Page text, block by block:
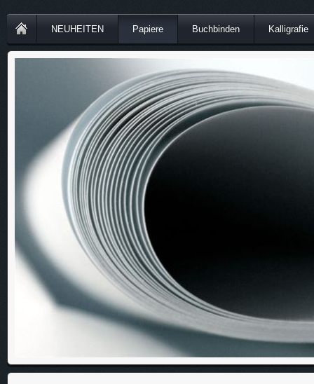
NEUHEITEN Papiere Buchbinden Kalligrafie